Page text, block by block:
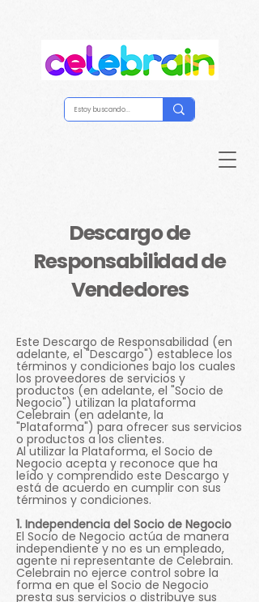
Descargo de
Responsabilidad de
Vendedores
Este Descargo de Responsabilidad (en
adelante, el "Descargo") establece los
términos y condiciones bajo los cuales
los proveedores de servicios y
productos (en adelante, el "Socio de
Negocio") utilizan la plataforma
Celebrain (en adelante, la
"Plataforma") para ofrecer sus servicios
o productos a los clientes.
Al utilizar la Plataforma, el Socio de
Negocio acepta y reconoce que ha
leído y comprendido este Descargo y
está de acuerdo en cumplir con sus
términos y condiciones.
1. Independencia del Socio de Negocio
El Socio de Negocio actúa de manera
independiente y no es un empleado,
agente ni representante de Celebrain.
Celebrain no ejerce control sobre la
forma en que el Socio de Negocio
presta sus servicios o distribuye sus